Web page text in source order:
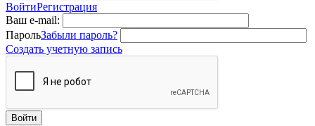
ВойтиРегистрация
Ваш e-mail:
ПарольЗабыли пароль?
Создать учетную запись
Войти